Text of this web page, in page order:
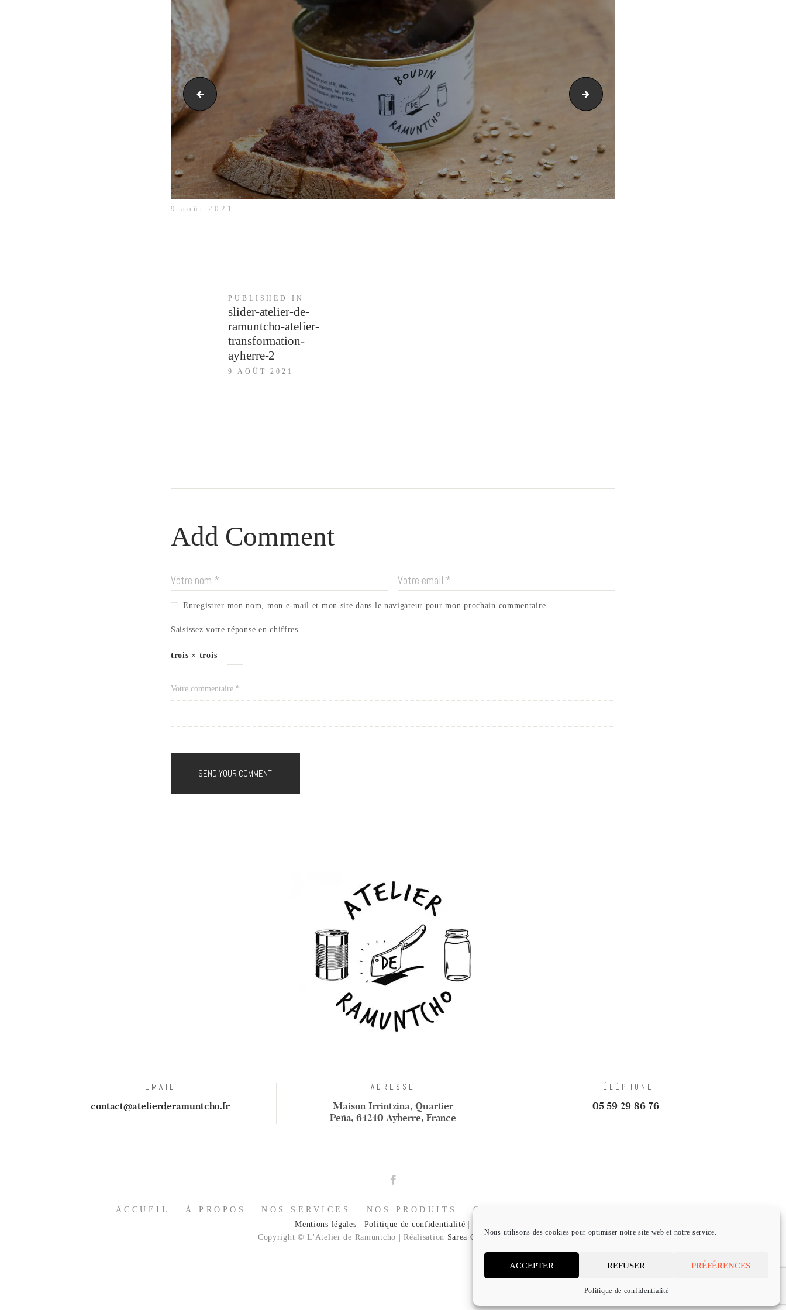
Nous utilisons des cookies pour optimiser notre site web et notre service.
ACCEPTER REFUSER PRÉFÉRENCES
Politique de confidentialité
slider-atelier-de-ramuntcho-atelier-transformation-ayherre-1 slider-atelier-de-ramuntcho-atelier-transformation-
9 août 2021
PUBLISHED IN
post:
slider-atelier-de-
ramuntcho-atelier-
transformation-
ayherre-2
9 AOÛT 2021
Add Comment
Enregistrer mon nom, mon e-mail et mon site dans le navigateur pour mon prochain commentaire.
Saisissez votre réponse en chiffres
trois × trois =
EMAIL
contact@atelierderamuntcho.fr
ADRESSE
Maison Irrintzina, Quartier
Peña, 64240 Ayherre, France
TÉLÉPHONE
05 59 29 86 76
ACCUEIL À PROPOS NOS SERVICES NOS PRODUITS COFFRETS CADEAUX
Mentions légales
Politique de confidentialité
Copyright © L'Atelier de Ramuntcho | Réalisation Sarea Communication